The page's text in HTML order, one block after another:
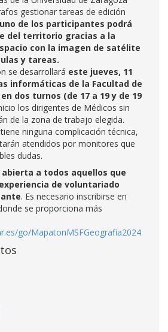
gestionar tareas de edición
de los participantes podrá
del territorio gracias a la
con la imagen de satélite
y tareas.
se desarrollará este jueves, 11
informáticas de la Facultad de
dos turnos (de 17 a 19 y de 19
los dirigentes de Médicos sin
de la zona de trabajo elegida.
ninguna complicación técnica,
atendidos por monitores que
dudas.
a todos aquellos que
de voluntariado
. Es necesario inscribirse en
se proporciona más
go/MapatonMSFGeografia2024